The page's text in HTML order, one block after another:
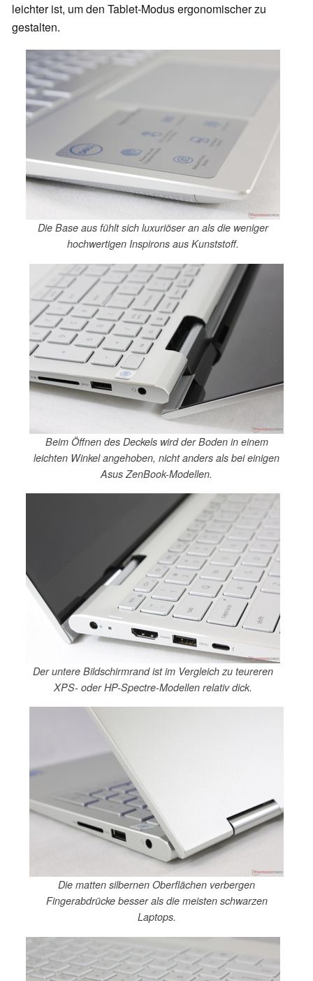
leichter ist, um den Tablet-Modus ergonomischer zu
gestalten.
Die Base aus fühlt sich luxuriöser an als die weniger
hochwertigen Inspirons aus Kunststoff.
Beim Öffnen des Deckels wird der Boden in einem
leichten Winkel angehoben, nicht anders als bei einigen
Asus ZenBook-Modellen.
Der untere Bildschirmrand ist im Vergleich zu teureren
XPS- oder HP-Spectre-Modellen relativ dick.
Die matten silbernen Oberflächen verbergen
Fingerabdrücke besser als die meisten schwarzen
Laptops.